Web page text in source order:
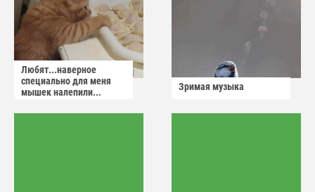
Любят...наверное
специально для меня
мышек налепили...
Зримая музыка